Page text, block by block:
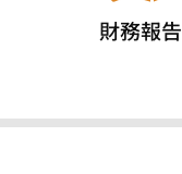
財務報告